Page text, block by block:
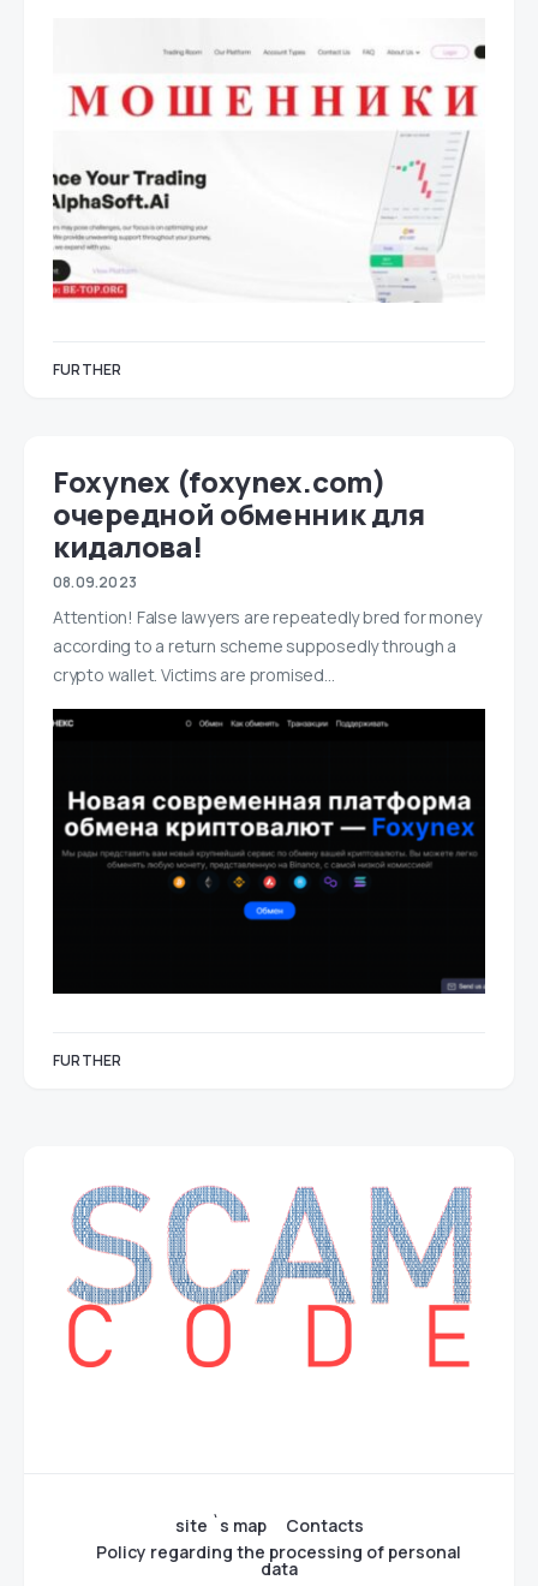
FURTHER
Foxynex (foxynex.com)
очередной обменник для
кидалова!
08.09.2023
Attention! False lawyers are repeatedly bred for money
according to a return scheme supposedly through a
crypto wallet. Victims are promised...
FURTHER
site `s map
Contacts
Policy regarding the processing of personal
data